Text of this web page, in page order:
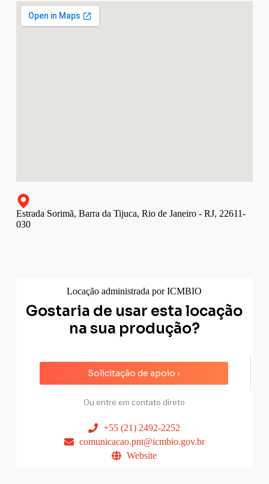
Estrada Sorimã, Barra da Tijuca, Rio de Janeiro - RJ, 22611-
030
Locação administrada por ICMBIO
Gostaria de usar esta locação
na sua produção?
Solicitação de apoio ›
Ou entre em contato direto
+55 (21) 2492-2252
comunicacao.pnt@icmbio.gov.br
Website